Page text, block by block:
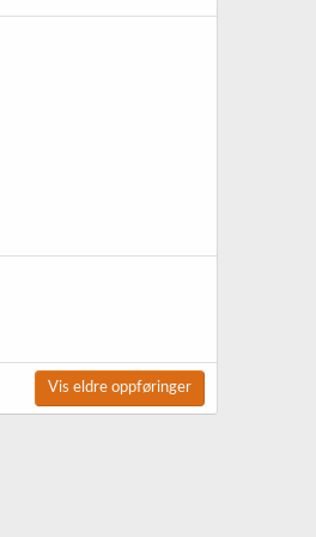
Vis eldre oppføringer